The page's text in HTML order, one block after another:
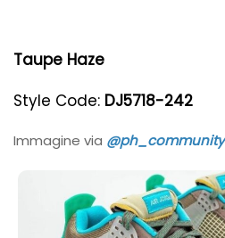
Taupe Haze
Style Code: DJ5718-242
Immagine via @ph_community